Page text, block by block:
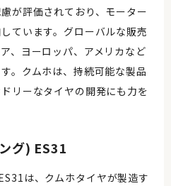
が評価されており、モーター
ています。グローバルな販売
、ヨーロッパ、アメリカなど
。クムホは、持続可能な製品
リーなタイヤの開発にも力を
グ) ES31
は、クムホタイヤが製造す